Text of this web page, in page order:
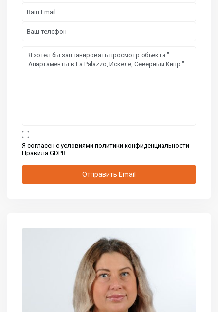
Я согласен с условиями политики конфиденциальности
Правила GDPR